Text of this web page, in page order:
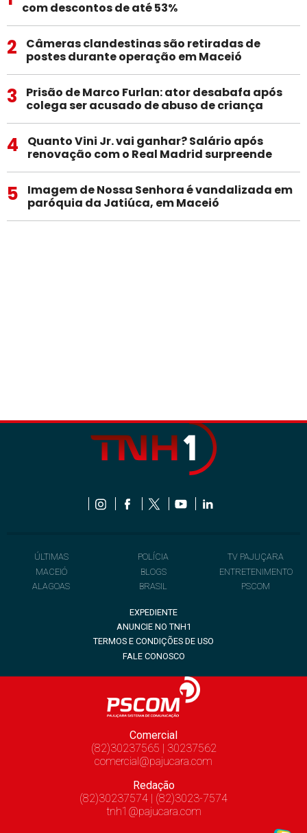
com descontos de até 53%
2
Câmeras clandestinas são retiradas de
postes durante operação em Maceió
3
Prisão de Marco Furlan: ator desabafa após
colega ser acusado de abuso de criança
4
Quanto Vini Jr. vai ganhar? Salário após
renovação com o Real Madrid surpreende
5
Imagem de Nossa Senhora é vandalizada em
paróquia da Jatiúca, em Maceió
ÚLTIMAS
MACEIÓ
ALAGOAS
POLÍCIA
BLOGS
BRASIL
TV PAJUÇARA
ENTRETENIMENTO
PSCOM
EXPEDIENTE
ANUNCIE NO TNH1
TERMOS E CONDIÇÕES DE USO
FALE CONOSCO
Comercial
(82)30237565 | 30237562
comercial@pajucara.com
Redação
(82)30237574 | (82)3023-7574
tnh1@pajucara.com